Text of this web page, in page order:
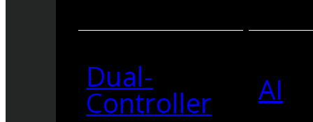
Dual-
Controller AI